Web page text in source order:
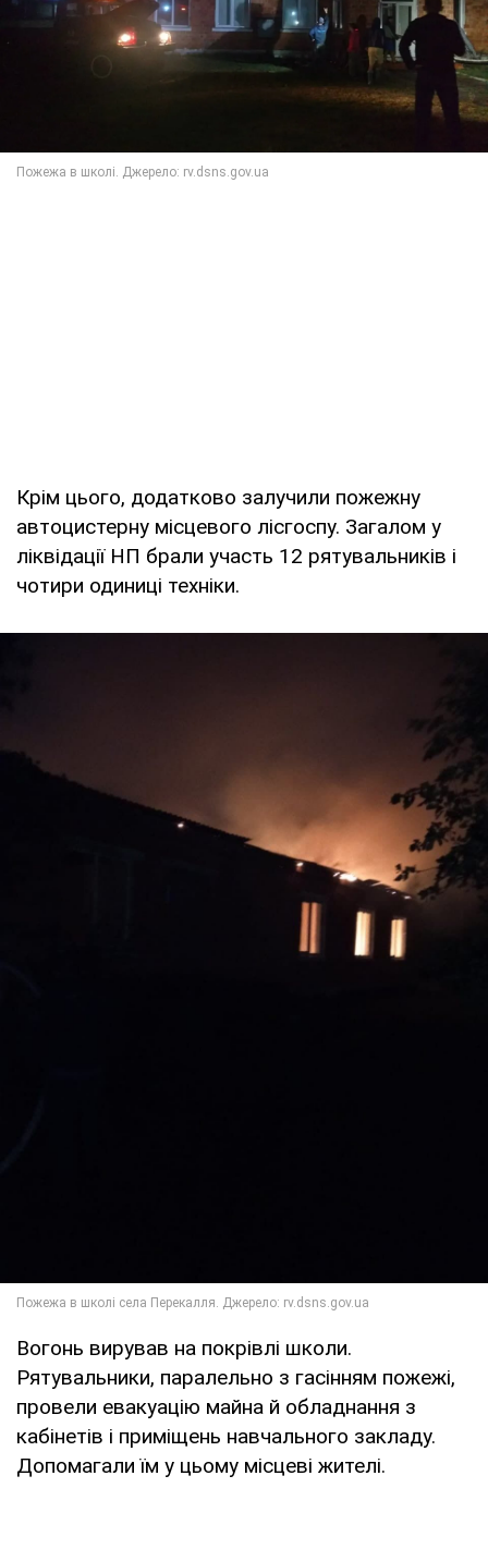
Крім цього, додатково залучили пожежну
автоцистерну місцевого лісгоспу. Загалом у
ліквідації НП брали участь 12 рятувальників і
чотири одиниці техніки.
Вогонь вирував на покрівлі школи.
Рятувальники, паралельно з гасінням пожежі,
провели евакуацію майна й обладнання з
кабінетів і приміщень навчального закладу.
Допомагали їм у цьому місцеві жителі.